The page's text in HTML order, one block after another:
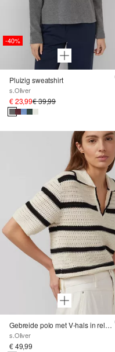
-40%
Pluizig sweatshirt
s.Oliver
€ 23,99€ 39,99
Gebreide polo met V-hals in relaxte pasvorm
s.Oliver
€ 49,99